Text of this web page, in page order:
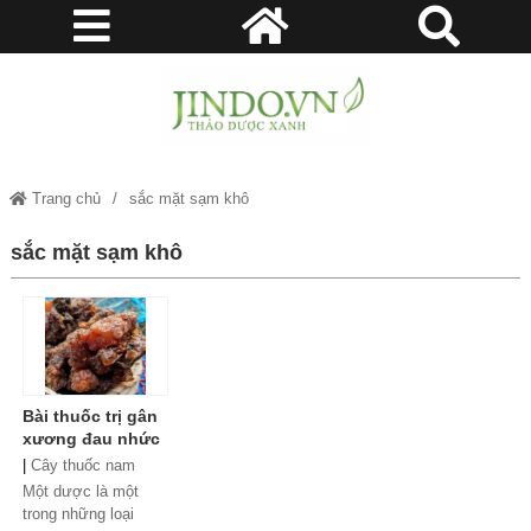
Trang chủ sắc mặt sạm khô
sắc mặt sạm khô
Bài thuốc trị gân
xương đau nhức
mà không phải ai
cũng biết? Một
Dược và 7 Bài
Cây thuốc nam
Một dược là một
trong những loại